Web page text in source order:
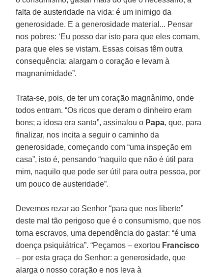
falta de austeridade na vida: é um inimigo da
generosidade. E a generosidade material... Pensar
nos pobres: ‘Eu posso dar isto para que eles comam,
para que eles se vistam. Essas coisas têm outra
consequência: alargam o coração e levam à
magnanimidade”.
Trata-se, pois, de ter um coração magnânimo, onde
todos entram. “Os ricos que deram o dinheiro eram
bons; a idosa era santa”, assinalou o Papa, que, para
finalizar, nos incita a seguir o caminho da
generosidade, começando com “uma inspeção em
casa”, isto é, pensando “naquilo que não é útil para
mim, naquilo que pode ser útil para outra pessoa, por
um pouco de austeridade”.
Devemos rezar ao Senhor “para que nos liberte”
deste mal tão perigoso que é o consumismo, que nos
torna escravos, uma dependência do gastar: “é uma
doença psiquiátrica”. “Peçamos – exortou Francisco
– por esta graça do Senhor: a generosidade, que
alarga o nosso coração e nos leva à